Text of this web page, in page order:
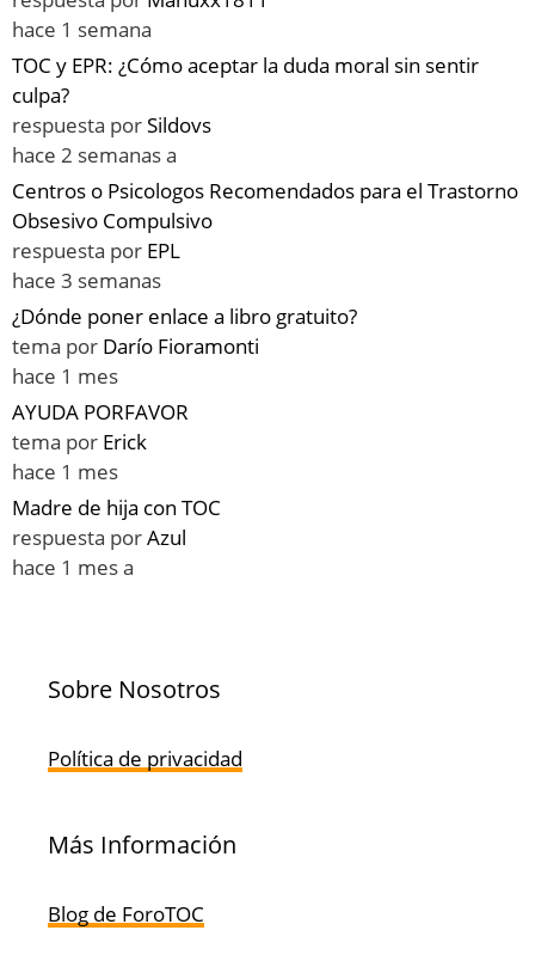
hace 1 semana
TOC y EPR: ¿Cómo aceptar la duda moral sin sentir
culpa?
respuesta porSildovs
hace 2 semanas a
Centros o Psicologos Recomendados para el Trastorno
Obsesivo Compulsivo
respuesta por EPL
hace 3 semanas
¿Dónde poner enlace a libro gratuito?
tema por Darío Fioramonti
hace 1 mes
AYUDA PORFAVOR
tema por Erick
hace 1 mes
Madre de hija con TOC
respuesta porAzul
hace 1 mes a
Sobre Nosotros
Política de privacidad
Más Información
Blog de ForoTOC